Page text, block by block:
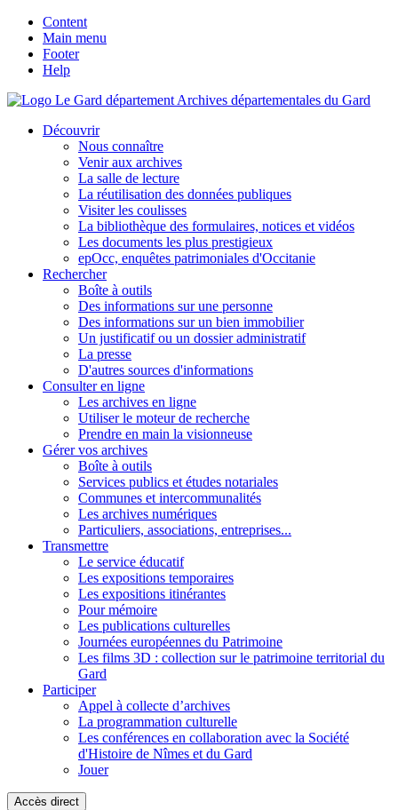
Content
Main menu
Footer
Help
Archives départementales du Gard
Découvrir
Nous connaître
Venir aux archives
La salle de lecture
La réutilisation des données publiques
Visiter les coulisses
La bibliothèque des formulaires, notices et vidéos
Les documents les plus prestigieux
epOcc, enquêtes patrimoniales d'Occitanie
Rechercher
Boîte à outils
Des informations sur une personne
Des informations sur un bien immobilier
Un justificatif ou un dossier administratif
La presse
D'autres sources d'informations
Consulter en ligne
Les archives en ligne
Utiliser le moteur de recherche
Prendre en main la visionneuse
Gérer vos archives
Boîte à outils
Services publics et études notariales
Communes et intercommunalités
Les archives numériques
Particuliers, associations, entreprises...
Transmettre
Le service éducatif
Les expositions temporaires
Les expositions itinérantes
Pour mémoire
Les publications culturelles
Journées européennes du Patrimoine
Les films 3D : collection sur le patrimoine territorial du
Gard
Participer
Appel à collecte d’archives
La programmation culturelle
Les conférences en collaboration avec la Société
d'Histoire de Nîmes et du Gard
Jouer
Accès direct